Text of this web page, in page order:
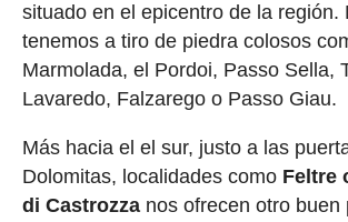
situado en el epicentro de la región.
tenemos a tiro de piedra colosos
Marmolada, el Pordoi, Passo Sella,
Lavaredo, Falzarego o Passo Giau.
Más hacia el el sur, justo a las
Dolomitas, localidades como Feltre
di Castrozzanos ofrecen otro buen